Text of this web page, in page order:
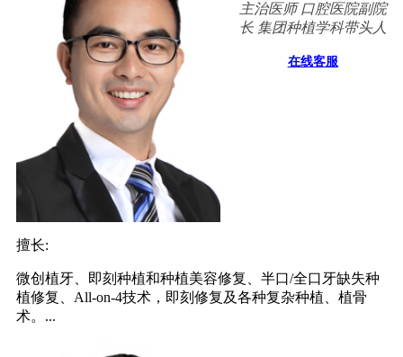
主治医师 口腔医院副院
长 集团种植学科带头人
在线客服
擅长:
微创植牙、即刻种植和种植美容修复、半口/全口牙缺失种
植修复、All-on-4技术，即刻修复及各种复杂种植、植骨
术。...